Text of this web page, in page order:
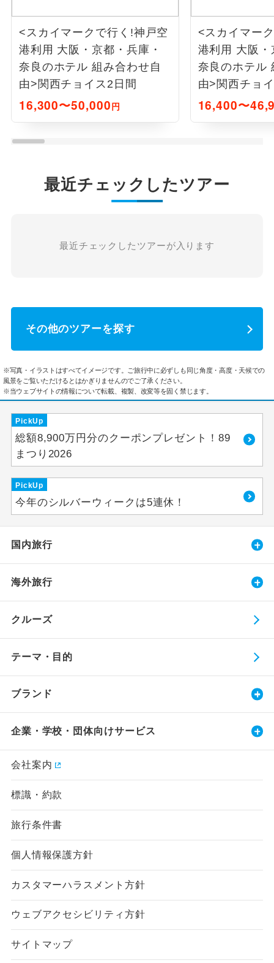
<スカイマークで行く!神戸空
港利用 大阪・京都・兵庫・
奈良のホテル 組み合わせ自
由>関西チョイス2日間
16,300〜50,000円
<スカイマー
港利用 大阪
奈良のホテル
由>関西チョ
泊付)
16,400〜
最近チェックしたツアー
最近チェックしたツアーが入ります
その他のツアーを探す
※写真・イラストはすべてイメージです。ご旅行中に必ずしも同じ角度・高度・天候での
風景をご覧いただけるとはかぎりませんのでご了承ください。
※当ウェブサイトの情報について転載、複製、改変等を固く禁じます。
PickUp
総額8,900万円分のクーポンプレゼント！89
まつり2026
PickUp
今年のシルバーウィークは5連休！
国内旅行
海外旅行
クルーズ
テーマ・目的
ブランド
企業・学校・団体向けサービス
会社案内
標識・約款
旅行条件書
個人情報保護方針
カスタマーハラスメント方針
ウェブアクセシビリティ方針
サイトマップ